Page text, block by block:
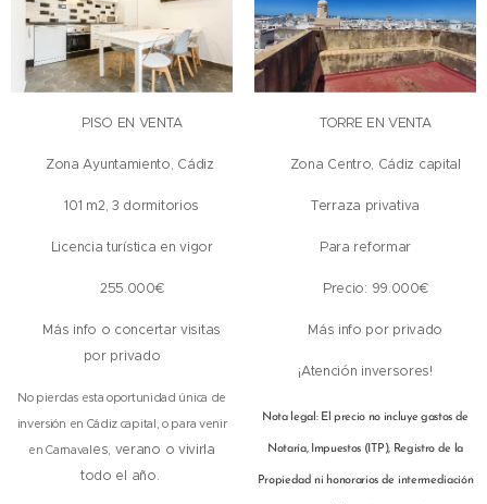
🏠 PISO EN VENTA
📍Zona Ayuntamiento, Cádiz
🛌 101 m2, 3 dormitorios
🧳 Licencia turística en vigor
💰 255.000€
ℹ️ Más info o concertar visitas
por privado
No pierdas esta oportunidad única de
inversión en Cádiz capital, o para venir
en Carnavales, verano o vivirla
todo el año.
🏠 TORRE EN VENTA
📍 Zona Centro, Cádiz capital
Terraza privativa
Para reformar
💰 Precio: 99.000€
ℹ️ Más info por privado
¡Atención inversores!
Nota legal: El precio no incluye gastos de
Notaría, Impuestos (ITP), Registro de la
Propiedad ni honorarios de intermediación